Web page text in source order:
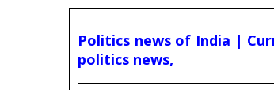
Politics news of India |
politics news,